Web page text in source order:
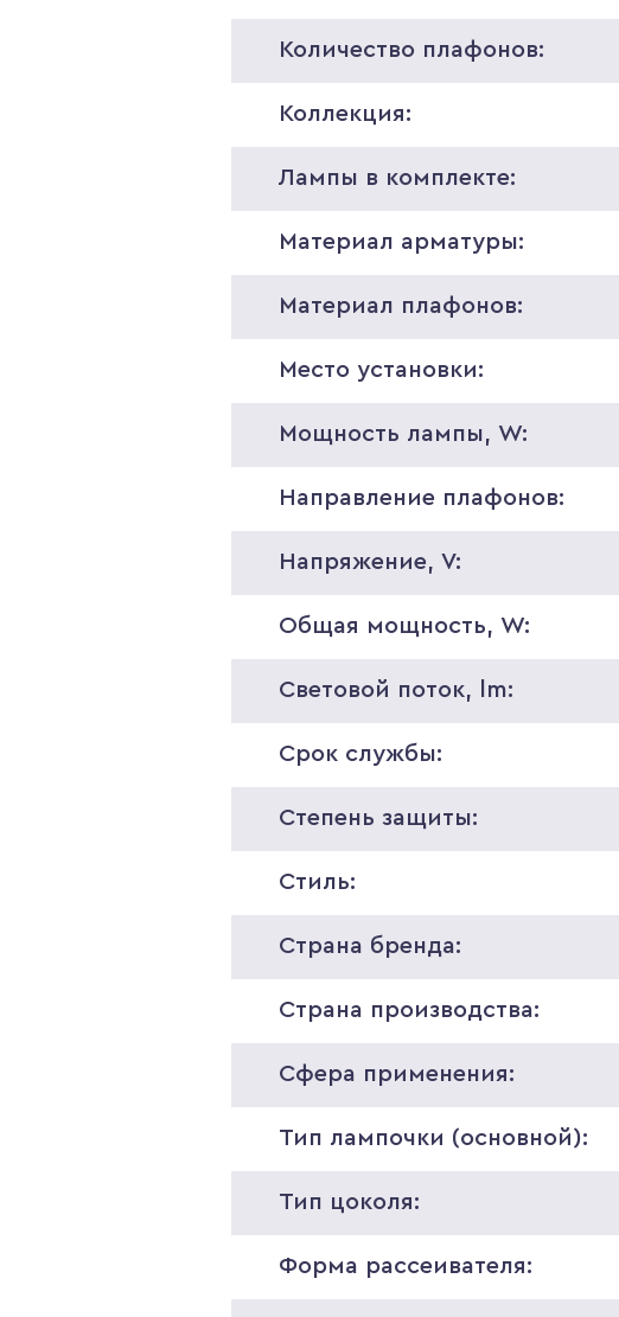
Количество плафонов:
Коллекция:
Лампы в комплекте:
Материал арматуры:
Материал плафонов:
Место установки:
Мощность лампы, W:
Направление плафонов:
Напряжение, V:
Общая мощность, W:
Световой поток, lm:
Срок службы:
Степень защиты:
Стиль:
Страна бренда:
Страна производства:
Сфера применения:
Тип лампочки (основной):
Тип цоколя:
Форма рассеивателя: